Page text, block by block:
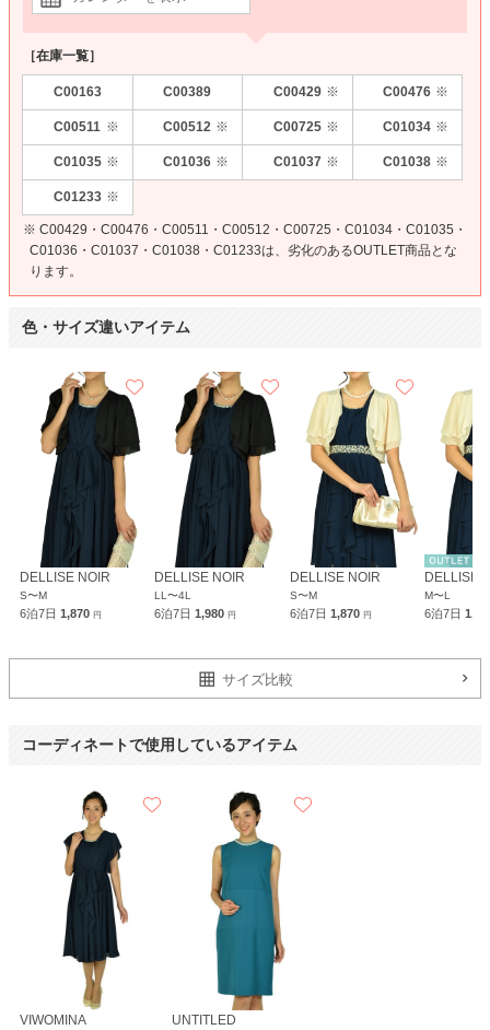
［在庫一覧］
C00163 C00389 C00429 ※ C00476 ※
C00511 ※ C00512 ※ C00725 ※ C01034 ※
C01035 ※ C01036 ※ C01037 ※ C01038 ※
C01233 ※
※ C00429・C00476・C00511・C00512・C00725・C01034・C01035・
C01036・C01037・C01038・C01233は、劣化のあるOUTLET商品とな
ります。
色・サイズ違いアイテム
DELLISE NOIR
S〜M
6泊7日 1,870 円
DELLISE NOIR
LL〜4L
6泊7日1,980円
DELLISE NOIR
S〜M
6泊7日 1,870 円
DELLISE
M〜L
6泊7日
サイズ比較
コーディネートで使用しているアイテム
VIWOMINA UNTITLED